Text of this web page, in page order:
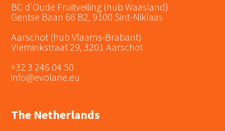
BC d'Oude Fruitveiling (hub Waasland)
Gentse Baan 66 B2, 9100 Sint-Niklaas
Aarschot (hub Vlaams-Brabant)
Vleminkstraat 29, 3201 Aarschot
+32 3 246 04 50
info@evolane.eu
The Netherlands